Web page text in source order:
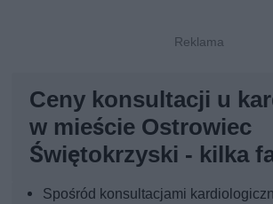
Ceny konsultacji u
w mieście Ostrowiec
Świętokrzyski - kilka
Spośród konsultacjami